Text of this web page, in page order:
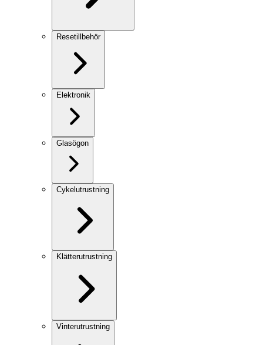
Resetillbehör
Elektronik
Glasögon
Cykelutrustning
Klätterutrustning
Vinterutrustning